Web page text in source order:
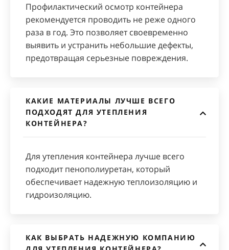
Профилактический осмотр контейнера
рекомендуется проводить не реже одного
раза в год. Это позволяет своевременно
выявить и устранить небольшие дефекты,
предотвращая серьезные повреждения.
КАКИЕ МАТЕРИАЛЫ ЛУЧШЕ ВСЕГО
ПОДХОДЯТ ДЛЯ УТЕПЛЕНИЯ
КОНТЕЙНЕРА?
Для утепления контейнера лучше всего
подходит пенополиуретан, который
обеспечивает надежную теплоизоляцию и
гидроизоляцию.
КАК ВЫБРАТЬ НАДЕЖНУЮ КОМПАНИЮ